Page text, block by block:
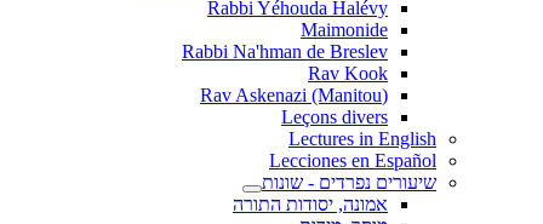
Rabbi Yéhouda Halévy
Maimonide
Rabbi Na'hman de Breslev
Rav Kook
(Rav Askenazi (Manitou
Leçons divers
Lectures in English
Lecciones en Español
שיעורים נפרדים - שונות
אמונה, יסודות התורה